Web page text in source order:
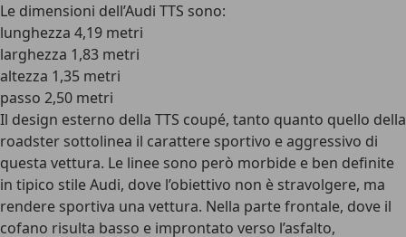
Le dimensioni dell’Audi TTS sono:
lunghezza 4,19 metri
larghezza 1,83 metri
altezza 1,35 metri
passo 2,50 metri
Il design esterno della TTS coupé, tanto quanto quello della
roadster sottolinea il carattere sportivo e aggressivo di
questa vettura. Le linee sono però morbide e ben definite
in tipico stile Audi, dove l’obiettivo non è stravolgere, ma
rendere sportiva una vettura. Nella parte frontale, dove il
cofano risulta basso e improntato verso l’asfalto,